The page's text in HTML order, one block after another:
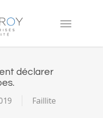
Menu
déclarer
Faillite